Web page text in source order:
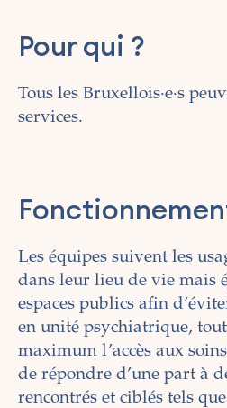
Pour qui ?
Tous les Bruxellois·e·s
services.
Les équipes suivent les
dans leur lieu de vie mais
espaces publics afin
en unité psychiatrique,
maximum l’accès aux
de répondre d’une part à
rencontrés et ciblés tels